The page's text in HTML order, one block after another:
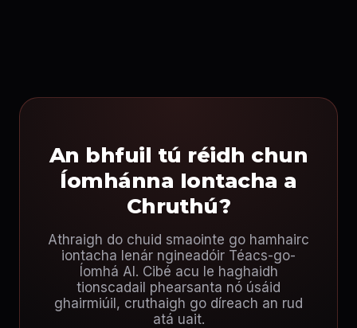
An bhfuil tú réidh chun
Íomhánna Iontacha a
Chruthú?
Athraigh do chuid smaointe go hamhairc
iontacha lenár ngineadóir Téacs-go-
Íomhá AI. Cibé acu le haghaidh
tionscadail phearsanta nó úsáid
ghairmiúil, cruthaigh go díreach an rud
atá uait.